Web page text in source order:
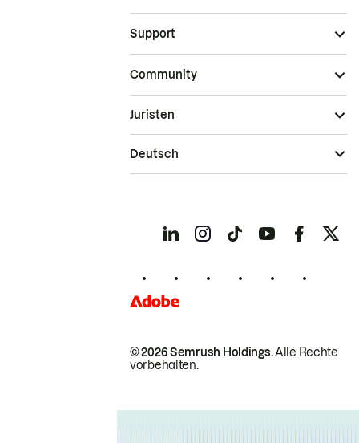
Support
Community
© 2026 Semrush Holdings.Alle Rechte
vorbehalten.
Juristen
Deutsch